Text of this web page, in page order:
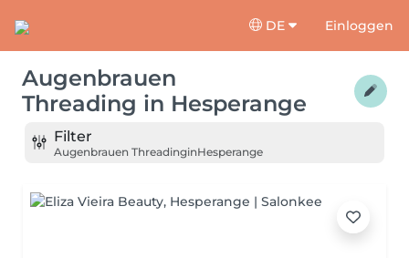
DE Einloggen
Augenbrauen
Threading in Hesperange
Filter
Augenbrauen ThreadinginHesperange